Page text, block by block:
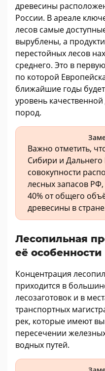
древесины
России. В ареале
лесов самые
вырублены, а
перестойных лесов
среднего. Это в
по которой
ближайшие годы
уровень
пород.
Важно отметить,
Сибири и Дальнего
совокупности
лесных запасов
40% от общего
древесины в
Лесопильная
её особенности
Концентрация
приходится в
лесозаготовок и в
транспортных
рек, которые имеют
пересечении
водных путей.